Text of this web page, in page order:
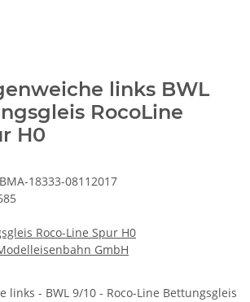
links BWL
RocoLine
H0
18333-08112017
Roco-Line Spur H0
GmbH
links - BWL 9/10 - Roco-Line Bettungsgleis